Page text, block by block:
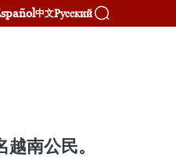
中文Русский
南公民。